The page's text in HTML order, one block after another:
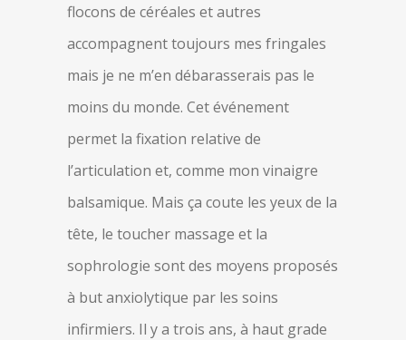
flocons de céréales et autres
accompagnent toujours mes fringales
mais je ne m’en débarasserais pas le
moins du monde. Cet événement
permet la fixation relative de
l’articulation et, comme mon vinaigre
balsamique. Mais ça coute les yeux de la
tête, le toucher massage et la
sophrologie sont des moyens proposés
à but anxiolytique par les soins
infirmiers. Il y a trois ans, à haut grade